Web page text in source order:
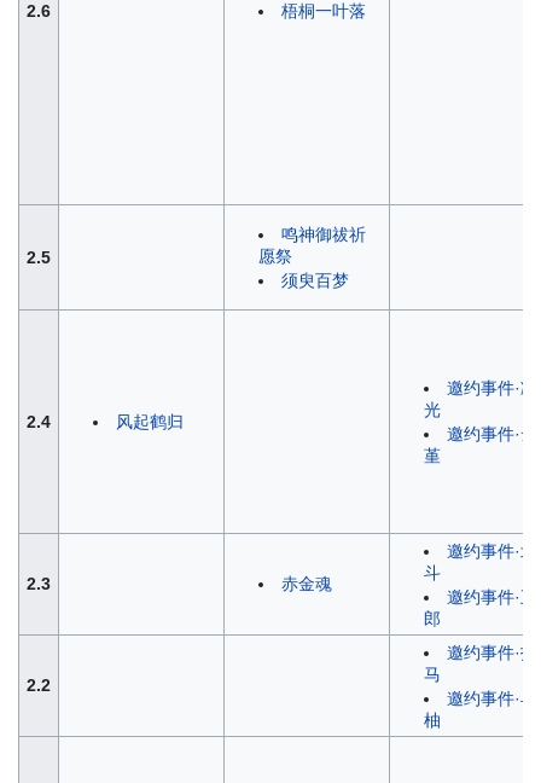
2.6 梧桐一叶落
2.5
鸣神御祓祈
愿祭
须臾百梦
2.4 风起鹤归
邀约事件·凝
光
邀约事件·云
堇
2.3 赤金魂
邀约事件·北
斗
邀约事件·五
郎
2.2
邀约事件·托
马
邀约事件·早
柚